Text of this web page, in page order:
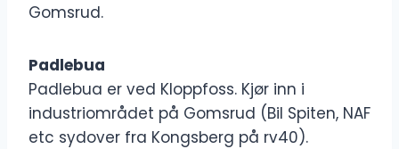
Gomsrud.
Padlebua
Padlebua er ved Kloppfoss. Kjør inn i
industriområdet på Gomsrud (Bil Spiten, NAF
etc sydover fra Kongsberg på rv40).